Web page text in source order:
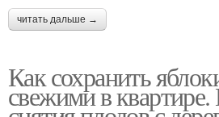
читать дальше →
Как сохранить
свежими в